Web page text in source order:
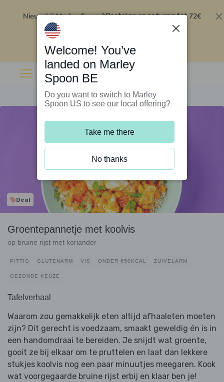
Nieuw bij Marley Spoon?Bestel nu en ontvang tot 72€
Deal
Groentepannetje met koolvis
op bruine rijst met koriander
PITTIG GLUTENARM VIS ONDER 650KCAL ZUIVELARM
GEZONDE KEUZE
Tafelverhaal
Waarom zou gemakkelijk eten altijd afhaaleten moeten
zijn? Dit gerecht is voedzaam, smaakt geweldig én is in
een handomdraai te bereiden. Je snijdt wat groente,
gooit ze bij elkaar om te pruttelen en laat dan lekkere
stukjes koolvis nog een paar minuutjes meegaren. Kook
wat voorgegaarde bruine rijst erbij en klaar ben je!
Welcome! You’ve
landed on Marley
Spoon BE
Do you want to switch to Marley
Spoon US to see our local offering?
Take me there
No thanks